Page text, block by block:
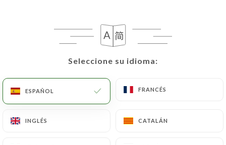
Seleccione su idioma:
ESPAÑOL FRANCÉS
INGLÉS CATALÁN
Seleccione su idioma:
ESPAÑOL FRANCÉS
INGLÉS CATALÁN